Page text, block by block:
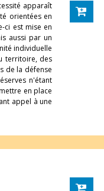
apparaît
orientées en
ci est mise en
aussi par un
individuelle
territoire, des
de la défense
n'étant
en place
appel à une